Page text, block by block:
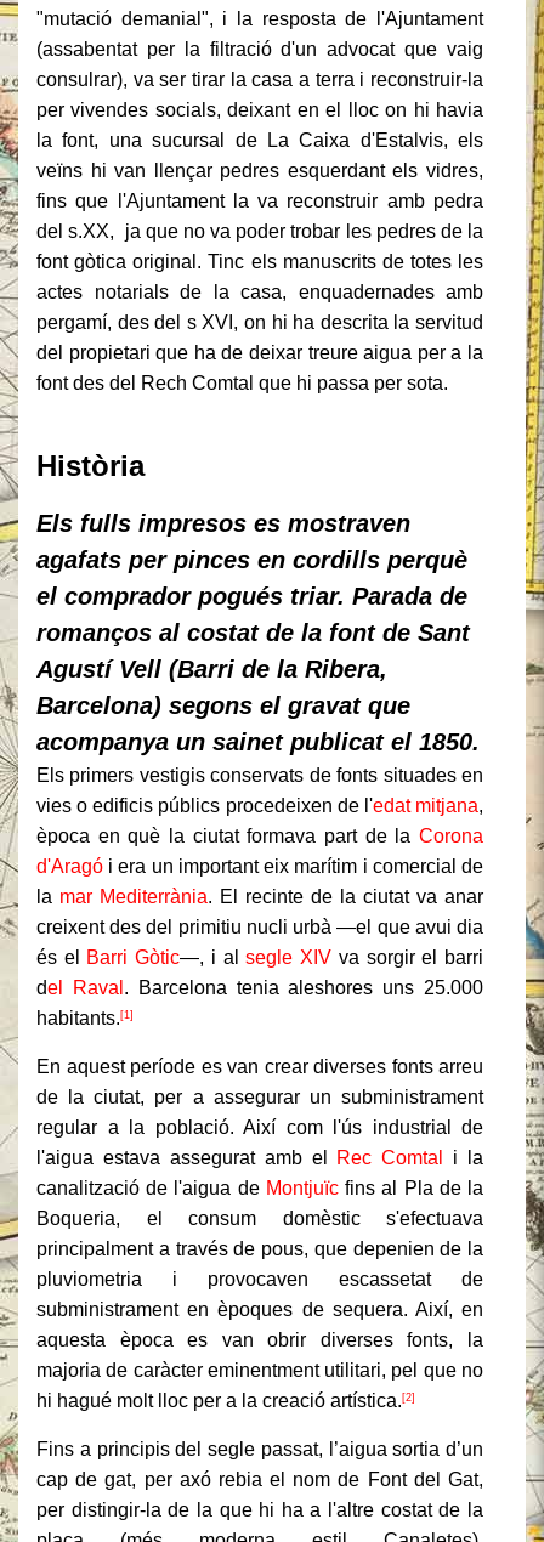
"mutació demanial", i la resposta de l'Ajuntament
(assabentat per la filtració d'un advocat que vaig
consulrar), va ser tirar la casa a terra i reconstruir-la
per vivendes socials,deixant en el lloc on hi havia
la font, una sucursal de La Caixa d'Estalvis, els
veïns hi van llençar pedres esquerdant els vidres,
fins que l'Ajuntament la va reconstruir amb pedra
del s.XX,
ja que no va poder trobar les pedres de la
font gòtica original. Tinc els manuscrits de totes les
actes notarials de la casa, enquadernades amb
pergamí, des del s XVI, on hi ha descrita la servitud
del propietari que ha de deixar treure aigua per a la
font des del Rech Comtal que hi passa per sota.
Història
Els fulls impresos es mostraven
agafats per pinces en cordills perquè
el comprador pogués triar. Parada de
romanços al costat de la font de Sant
Agustí Vell (Barri de la Ribera,
Barcelona) segons el gravat que
acompanya un sainet publicat el 1850.
Els primers vestigis conservats de fonts situades en
vies o edificis públics procedeixen de l'edat mitjana,
època en què la ciutat formava part de la Corona
d'Aragó i era un important eix marítim i comercial de
la mar Mediterrània. El recinte de la ciutat va anar
creixent des del primitiu nucli urbà —el que avui dia
és el Barri Gòtic—, i alsegle XIV va sorgir el barri
del Raval . Barcelona tenia aleshores uns 25.000
habitants. [1]
En aquest període es van crear diverses fonts arreu
de la ciutat, per a assegurar un subministrament
regular a la població. Així com l'ús industrial de
l'aigua estava assegurat amb el Rec Comtal
i la
canalització de l'aigua de Montjuïcfins al Pla de la
Boqueria, el consum domèstic s'efectuava
principalment a través de pous, que depenien de la
pluviometria i provocaven escassetat de
subministrament en èpoques de sequera. Així, en
aquesta època es van obrir diverses fonts, la
majoria de caràcter eminentment utilitari, pel que no
hi hagué molt lloc per a la creació artística. [2]
Fins a principis del segle passat, l’aigua sortia d’un
cap de gat, per axó rebia el nom de Font del Gat,
per distingir-la de la que hi ha a l'altre costat de la